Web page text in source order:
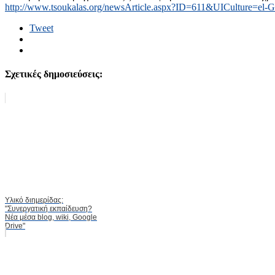
http://www.tsoukalas.org/newsArticle.aspx?ID=611&UICulture=el-
Tweet
Σχετικές δημοσιεύσεις:
Υλικό διημερίδας:
"Συνεργατική εκπαίδευση?
Νέα μέσα blog, wiki, Google
Drive"